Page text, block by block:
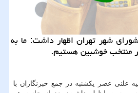
شهر تهران اظهار داشت: ما به
منتخب خوشبین هستیم.
عصر یكشنبه در جمع خبرنگاران با